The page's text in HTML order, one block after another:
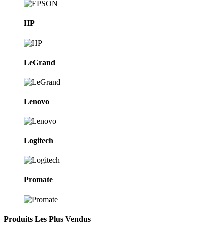
HP
LeGrand
Lenovo
Logitech
Promate
Produits Les Plus Vendus